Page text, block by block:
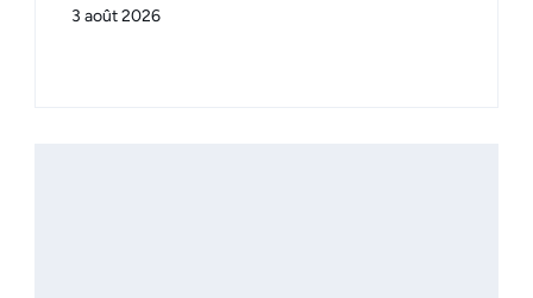
3 août 2026